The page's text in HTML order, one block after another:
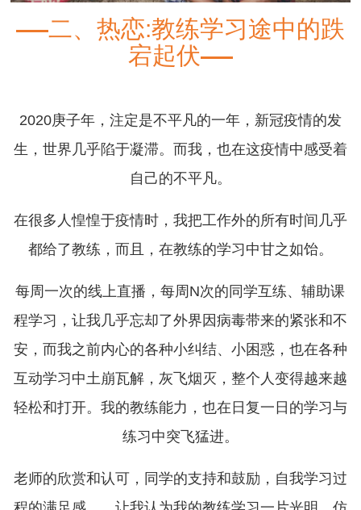
二、热恋:教练学习途中的跌
宕起伏
2020庚子年，注定是不平凡的一年，新冠疫情的发
生，世界几乎陷于凝滞。而我，也在这疫情中感受着
自己的不平凡。
在很多人惶惶于疫情时，我把工作外的所有时间几乎
都给了教练，而且，在教练的学习中甘之如饴。
每周一次的线上直播，每周N次的同学互练、辅助课
程学习，让我几乎忘却了外界因病毒带来的紧张和不
安，而我之前内心的各种小纠结、小困惑，也在各种
互动学习中土崩瓦解，灰飞烟灭，整个人变得越来越
轻松和打开。我的教练能力，也在日复一日的学习与
练习中突飞猛进。
老师的欣赏和认可，同学的支持和鼓励，自我学习过